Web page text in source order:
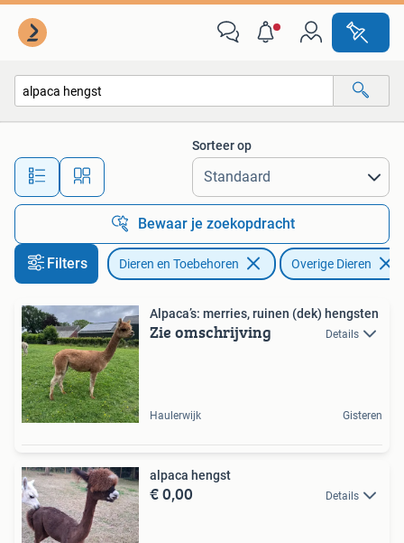
Alle afstanden…
Sorteer op
Bewaar je zoekopdracht
Filters Dieren en Toebehoren Overige Dieren
Alpaca’s: merries, ruinen (dek) hengsten
Zie omschrijving Details
Haulerwijk Gisteren
alpaca hengst
€ 0,00 Details